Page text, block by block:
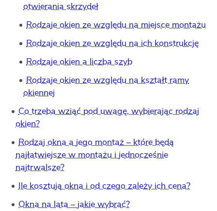
otwierania skrzydeł
Rodzaje okien ze względu na miejsce montażu
Rodzaje okien ze względu na ich konstrukcję
Rodzaje okien a liczba szyb
Rodzaje okien ze względu na kształt ramy
okiennej
Co trzeba wziąć pod uwagę, wybierając rodzaj
okien?
Rodzaj okna a jego montaż – które będą
najłatwiejsze w montażu i jednocześnie
najtrwalsze?
Ile kosztują okna i od czego zależy ich cena?
Okna na lata – jakie wybrać?